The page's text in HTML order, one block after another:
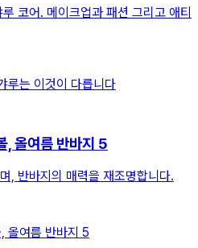
코어. 메이크업과 패션 그리고 애티
, 올여름 반바지 5
, 반바지의 매력을 재조명합니다.